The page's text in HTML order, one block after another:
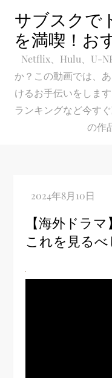
content
サブスクで
を満喫！お
Netflix、Hulu、U-
か？この動画では、
けるお手伝いをしま
ランキングなど今す
の作
【海外ドラ
これを見るべ